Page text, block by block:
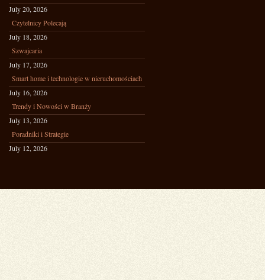
July 20, 2026
Czytelnicy Polecają
July 18, 2026
Szwajcaria
July 17, 2026
Smart home i technologie w nieruchomościach
July 16, 2026
Trendy i Nowości w Branży
July 13, 2026
Poradniki i Strategie
July 12, 2026